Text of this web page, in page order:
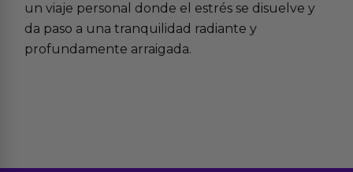
un viaje personal donde el estrés se disuelve y
da paso a una tranquilidad radiante y
profundamente arraigada.